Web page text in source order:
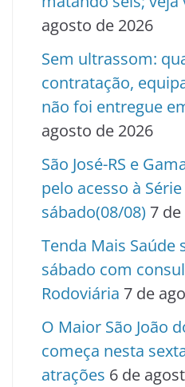
agosto de 2026
Sem ultrassom:
contratação,
não foi entregue
agosto de 2026
São José-RS e
pelo acesso à
sábado(08/08) 7
Tenda Mais Saúde
sábado com
Rodoviária 7 de
O Maior São João
começa nesta
atrações 6 de